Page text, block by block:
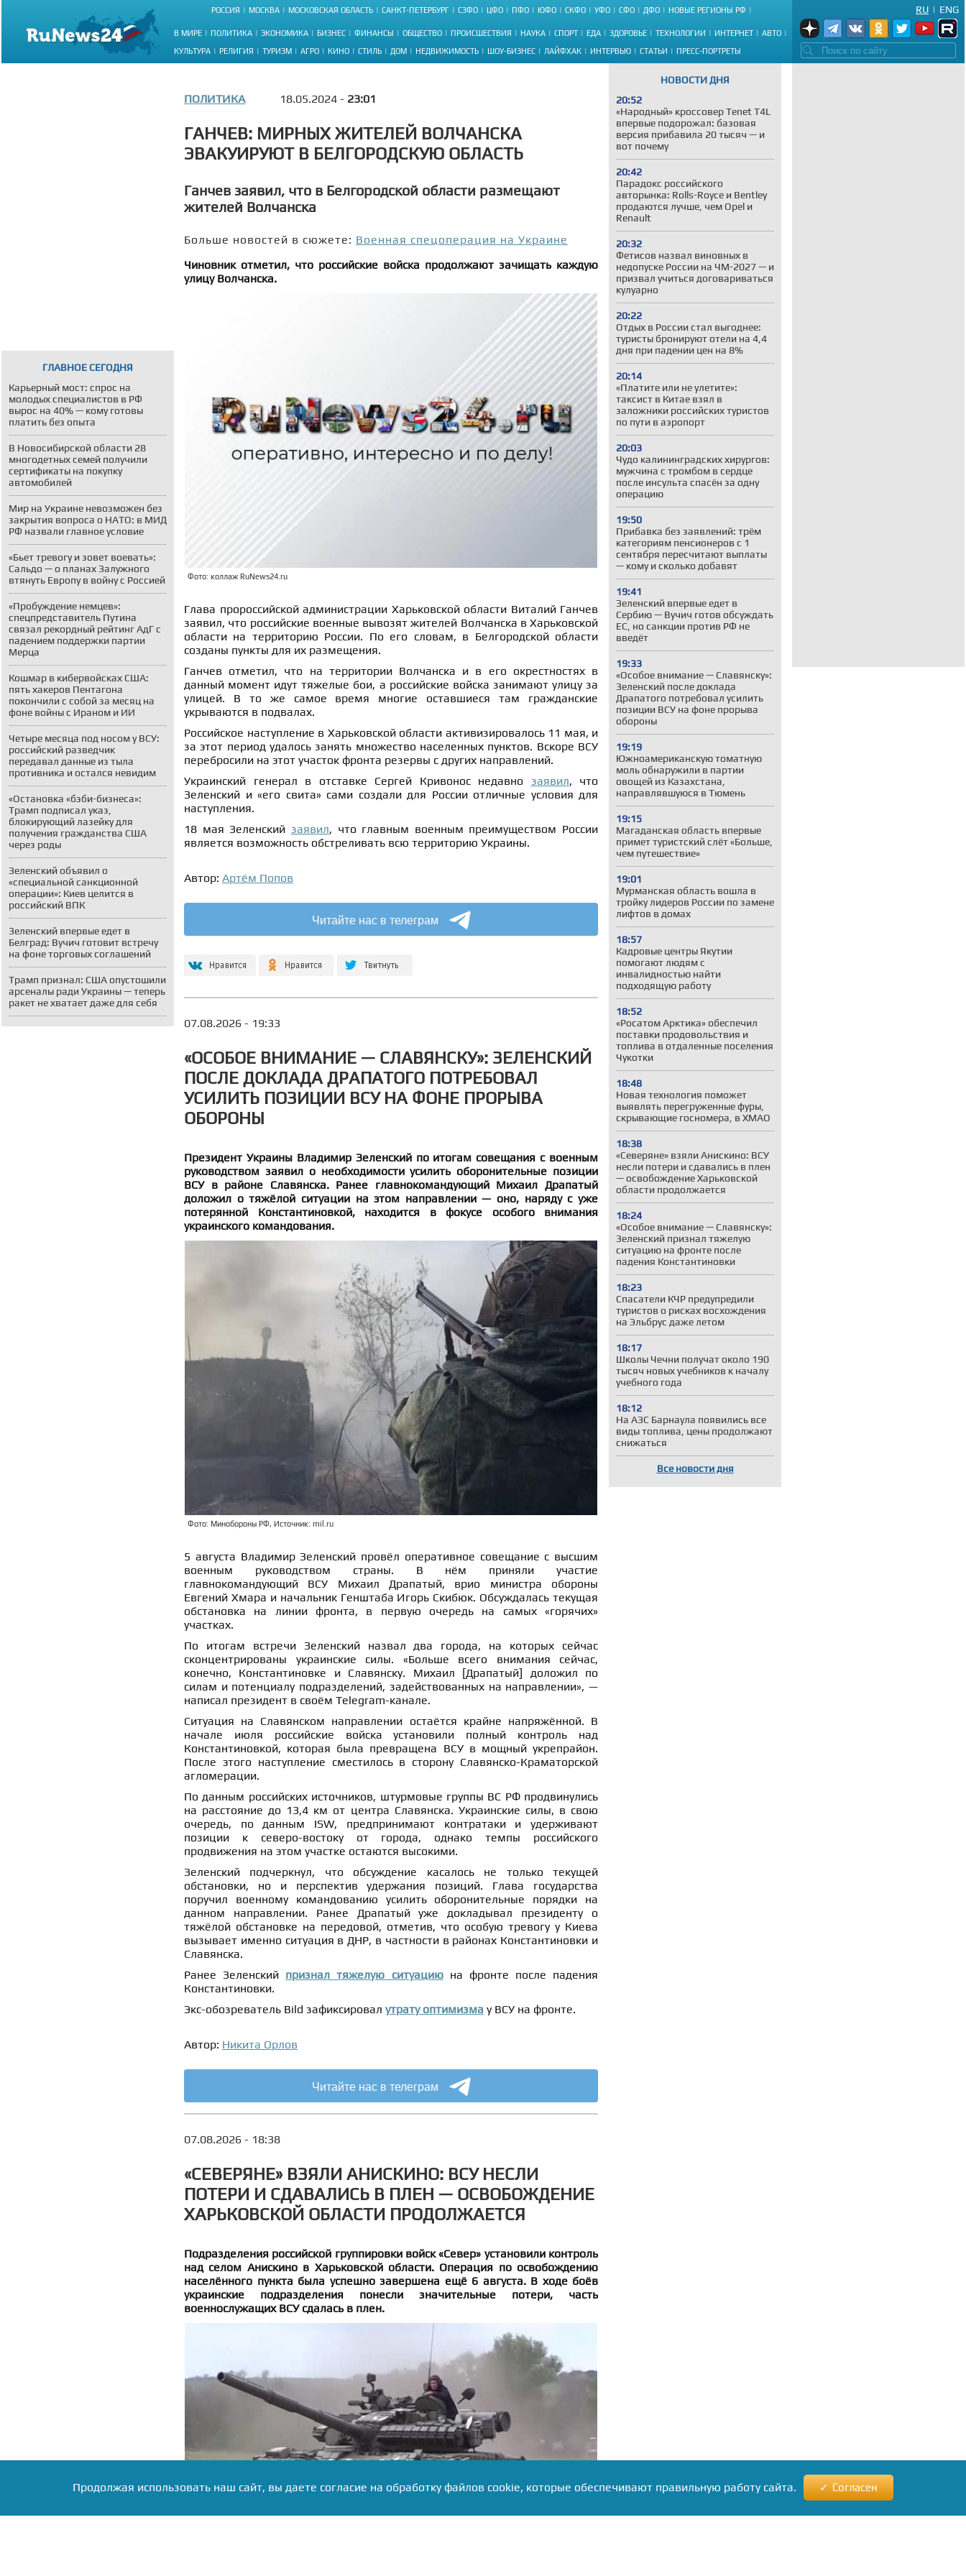
РОССИЯ МОСКВА МОСКОВСКАЯ ОБЛАСТЬ САНКТ-ПЕТЕРБУРГ СЗФО ЦФО ПФО ЮФО СКФО УФО СФО ДФО НОВЫЕ РЕГИОНЫ РФ
В МИРЕ ПОЛИТИКА ЭКОНОМИКА БИЗНЕС ФИНАНСЫ ОБЩЕСТВО ПРОИСШЕСТВИЯ НАУКА СПОРТ ЕДА ЗДОРОВЬЕ ТЕХНОЛОГИИ ИНТЕРНЕТ АВТО
КУЛЬТУРА РЕЛИГИЯ ТУРИЗМ АГРО КИНО СТИЛЬ ДОМ НЕДВИЖИМОСТЬ ШОУ-БИЗНЕС ЛАЙФХАК ИНТЕРВЬЮ СТАТЬИ ПРЕСС-ПОРТРЕТЫ
ENG
|
RU
ГЛАВНОЕ СЕГОДНЯ
Карьерный мост: спрос на
молодых специалистов в РФ
вырос на 40% — кому готовы
платить без опыта
В Новосибирской области 28
многодетных семей получили
сертификаты на покупку
автомобилей
Мир на Украине невозможен без
закрытия вопроса о НАТО: в МИД
РФ назвали главное условие
«Бьет тревогу и зовет воевать»:
Сальдо — о планах Залужного
втянуть Европу в войну с Россией
«Пробуждение немцев»:
спецпредставитель Путина
связал рекордный рейтинг АдГ с
падением поддержки партии
Мерца
Кошмар в кибервойсках США:
пять хакеров Пентагона
покончили с собой за месяц на
фоне войны с Ираном и ИИ
Четыре месяца под носом у ВСУ:
российский разведчик
передавал данные из тыла
противника и остался невидим
«Остановка «бэби-бизнеса»:
Трамп подписал указ,
блокирующий лазейку для
получения гражданства США
через роды
Зеленский объявил о
«специальной санкционной
операции»: Киев целится в
российский ВПК
Зеленский впервые едет в
Белград: Вучич готовит встречу
на фоне торговых соглашений
Трамп признал: США опустошили
арсеналы ради Украины — теперь
ракет не хватает даже для себя
НОВОСТИ ДНЯ
20:52
«Народный» кроссовер Tenet T4L
впервые подорожал: базовая
версия прибавила 20 тысяч — и
вот почему
20:42
Парадокс российского
авторынка: Rolls-Royce и Bentley
продаются лучше, чем Opel и
Renault
20:32
Фетисов назвал виновных в
недопуске России на ЧМ-2027 — и
призвал учиться договариваться
кулуарно
20:22
Отдых в России стал выгоднее:
туристы бронируют отели на 4,4
дня при падении цен на 8%
20:14
«Платите или не улетите»:
таксист в Китае взял в
заложники российских туристов
по пути в аэропорт
20:03
Чудо калининградских хирургов:
мужчина с тромбом в сердце
после инсульта спасён за одну
операцию
19:50
Прибавка без заявлений: трём
категориям пенсионеров с 1
сентября пересчитают выплаты
— кому и сколько добавят
19:41
Зеленский впервые едет в
Сербию — Вучич готов обсуждать
ЕС, но санкции против РФ не
введёт
19:33
«Особое внимание — Славянску»:
Зеленский после доклада
Драпатого потребовал усилить
позиции ВСУ на фоне прорыва
обороны
19:19
Южноамериканскую томатную
моль обнаружили в партии
овощей из Казахстана,
направлявшуюся в Тюмень
19:15
Магаданская область впервые
примет туристский слёт «Больше,
чем путешествие»
19:01
Мурманская область вошла в
тройку лидеров России по замене
лифтов в домах
18:57
Кадровые центры Якутии
помогают людям с
инвалидностью найти
подходящую работу
18:52
«Росатом Арктика» обеспечил
поставки продовольствия и
топлива в отдаленные поселения
Чукотки
18:48
Новая технология поможет
выявлять перегруженные фуры,
скрывающие госномера, в ХМАО
18:38
«Северяне» взяли Анискино: ВСУ
несли потери и сдавались в плен
— освобождение Харьковской
области продолжается
18:24
«Особое внимание — Славянску»:
Зеленский признал тяжелую
ситуацию на фронте после
падения Константиновки
18:23
Спасатели КЧР предупредили
туристов о рисках восхождения
на Эльбрус даже летом
18:17
Школы Чечни получат около 190
тысяч новых учебников к началу
учебного года
18:12
На АЗС Барнаула появились все
виды топлива, цены продолжают
снижаться
Все новости дня
ПОЛИТИКА 18.05.2024 - 23:01
ГАНЧЕВ: МИРНЫХ ЖИТЕЛЕЙ ВОЛЧАНСКА
ЭВАКУИРУЮТ В БЕЛГОРОДСКУЮ ОБЛАСТЬ
Ганчев заявил, что в Белгородской области размещают
жителей Волчанска
Больше новостей в сюжете: Военная спецоперация на Украине
Чиновник отметил, что российские войска продолжают зачищать каждую
улицу Волчанска.
Фото: коллаж RuNews24.ru
Глава пророссийской администрации Харьковской области Виталий Ганчев
заявил, что российские военные вывозят жителей Волчанска в Харьковской
области на территорию России. По его словам, в Белгородской области
созданы пункты для их размещения.
Ганчев отметил, что на территории Волчанска и в его окрестностях в
данный момент идут тяжелые бои, а российские войска занимают улицу за
улицей. В то же самое время многие оставшиеся там гражданские
укрываются в подвалах.
Российское наступление в Харьковской области активизировалось 11 мая, и
за этот период удалось занять множество населенных пунктов. Вскоре ВСУ
перебросили на этот участок фронта резервы с других направлений.
Украинский генерал в отставке Сергей Кривонос недавно заявил, что
Зеленский и «его свита» сами создали для России отличные условия для
наступления.
18 мая Зеленский заявил, что главным военным преимуществом России
является возможность обстреливать всю территорию Украины.
Автор: Артём Попов
Читайте нас в телеграм
07.08.2026 - 19:33
«ОСОБОЕ ВНИМАНИЕ — СЛАВЯНСКУ»: ЗЕЛЕНСКИЙ
ПОСЛЕ ДОКЛАДА ДРАПАТОГО ПОТРЕБОВАЛ
УСИЛИТЬ ПОЗИЦИИ ВСУ НА ФОНЕ ПРОРЫВА
ОБОРОНЫ
Президент Украины Владимир Зеленский по итогам совещания с военным
руководством заявил о необходимости усилить оборонительные позиции
ВСУ в районе Славянска. Ранее главнокомандующий Михаил Драпатый
доложил о тяжёлой ситуации на этом направлении — оно, наряду с уже
потерянной Константиновкой, находится в фокусе особого внимания
украинского командования.
Фото: Минобороны РФ, Источник: mil.ru
5 августа Владимир Зеленский провёл оперативное совещание с высшим
военным руководством страны. В нём приняли участие
главнокомандующий ВСУ Михаил Драпатый, врио министра обороны
Евгений Хмара и начальник Генштаба Игорь Скибюк. Обсуждалась текущая
обстановка на линии фронта, в первую очередь на самых «горячих»
участках.
По итогам встречи Зеленский назвал два города, на которых сейчас
сконцентрированы украинские силы. «Больше всего внимания сейчас,
конечно, Константиновке и Славянску. Михаил [Драпатый] доложил по
силам и потенциалу подразделений, задействованных на направлении», —
написал президент в своём Telegram-канале.
Ситуация на Славянском направлении остаётся крайне напряжённой. В
начале июля российские войска установили полный контроль над
Константиновкой, которая была превращена ВСУ в мощный укрепрайон.
После этого наступление сместилось в сторону Славянско-Краматорской
агломерации.
По данным российских источников, штурмовые группы ВС РФ продвинулись
на расстояние до 13,4 км от центра Славянска. Украинские силы, в свою
очередь, по данным ISW, предпринимают контратаки и удерживают
позиции к северо-востоку от города, однако темпы российского
продвижения на этом участке остаются высокими.
Зеленский подчеркнул, что обсуждение касалось не только текущей
обстановки, но и перспектив удержания позиций. Глава государства
поручил военному командованию усилить оборонительные порядки на
данном направлении. Ранее Драпатый уже докладывал президенту о
тяжёлой обстановке на передовой, отметив, что особую тревогу у Киева
вызывает именно ситуация в ДНР, в частности в районах Константиновки и
Славянска.
Ранее Зеленский признал тяжелую ситуациюна фронте после падения
Константиновки.
Экс-обозреватель Bild зафиксировал утрату оптимизма у ВСУ на фронте.
Автор: Никита Орлов
Читайте нас в телеграм
07.08.2026 - 18:38
«СЕВЕРЯНЕ» ВЗЯЛИ АНИСКИНО: ВСУ НЕСЛИ
ПОТЕРИ И СДАВАЛИСЬ В ПЛЕН — ОСВОБОЖДЕНИЕ
ХАРЬКОВСКОЙ ОБЛАСТИ ПРОДОЛЖАЕТСЯ
Подразделения российской группировки войск «Север» установили контроль
над селом Анискино в Харьковской области. Операция по освобождению
населённого пункта была успешно завершена ещё 6 августа. В ходе боёв
украинские подразделения понесли значительные потери, часть
военнослужащих ВСУ сдалась в плен.
Продолжая использовать наш сайт, вы даете согласие на обработку файлов cookie, которые обеспечивают правильную работу сайта. Согласен